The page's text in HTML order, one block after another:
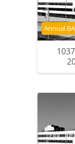
Categoria
Annual